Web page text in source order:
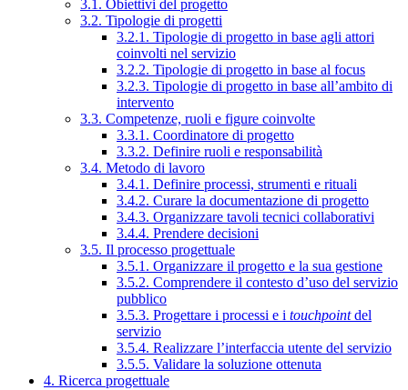
3.1. Obiettivi del progetto
3.2. Tipologie di progetti
3.2.1. Tipologie di progetto in base agli attori
coinvolti nel servizio
3.2.2. Tipologie di progetto in base al focus
3.2.3. Tipologie di progetto in base all’ambito di
intervento
3.3. Competenze, ruoli e figure coinvolte
3.3.1. Coordinatore di progetto
3.3.2. Definire ruoli e responsabilità
3.4. Metodo di lavoro
3.4.1. Definire processi, strumenti e rituali
3.4.2. Curare la documentazione di progetto
3.4.3. Organizzare tavoli tecnici collaborativi
3.4.4. Prendere decisioni
3.5. Il processo progettuale
3.5.1. Organizzare il progetto e la sua gestione
3.5.2. Comprendere il contesto d’uso del servizio
pubblico
3.5.3. Progettare i processi e i touchpointdel
servizio
3.5.4. Realizzare l’interfaccia utente del servizio
3.5.5. Validare la soluzione ottenuta
4. Ricerca progettuale